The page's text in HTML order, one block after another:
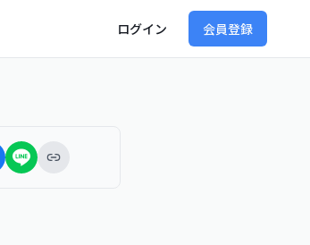
ログイン 会員登録